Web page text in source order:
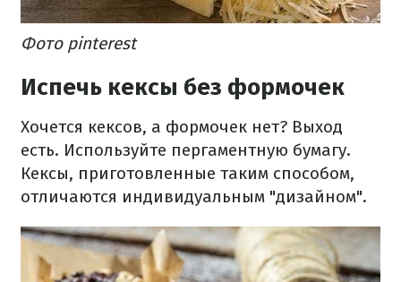
Фото pinterest
Испечь кексы без формочек
Хочется кексов, а формочек нет? Выход
есть. Используйте пергаментную бумагу.
Кексы, приготовленные таким способом,
отличаются индивидуальным "дизайном".